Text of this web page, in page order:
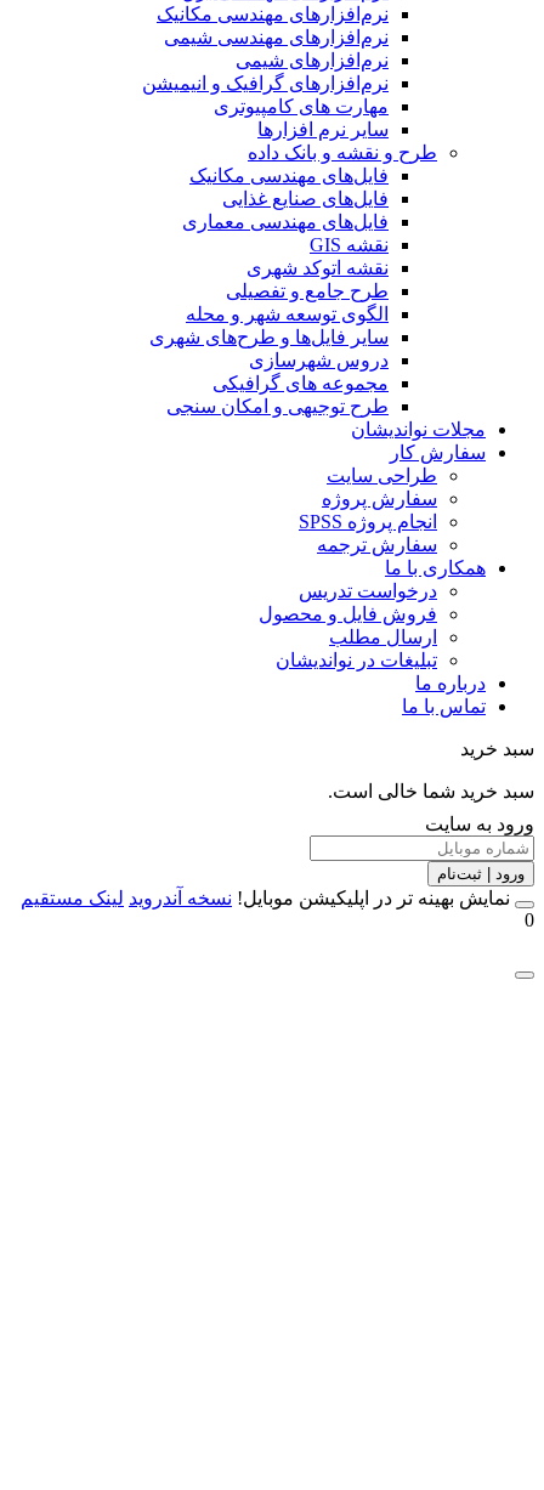
نرم‌افزارهای مهندسی مکانیک
نرم‌افزارهای مهندسی شیمی
نرم‌افزارهای شیمی
نرم‌افزارهای گرافیک و انیمیشن
مهارت های کامپیوتری
سایر نرم افزارها
طرح و نقشه و بانک داده
فایل‌های مهندسی مکانیک
فایل‌های صنایع غذایی
فایل‌های مهندسی معماری
نقشه GIS
نقشه اتوکد شهری
طرح جامع و تفصیلی
الگوی توسعه شهر و محله
سایر فایل‌ها و طرح‌های شهری
دروس شهرسازی
مجموعه های گرافیکی
طرح توجیهی و امکان سنجی
مجلات نواندیشان
سفارش کار
طراحی سایت
سفارش پروژه
انجام پروژه SPSS
سفارش ترجمه
همکاری با ما
درخواست تدریس
فروش فایل و محصول
ارسال مطلب
تبلیغات در نواندیشان
درباره ما
تماس با ما
خرید شما خالی است.
به سایت
| ثبت‌نام
بهینه تر در اپلیکیشن موبایل!نسخه آندروید لینک مستقیم